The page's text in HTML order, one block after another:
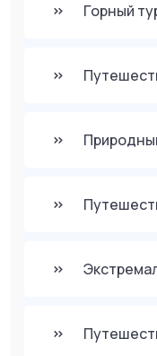
Горный